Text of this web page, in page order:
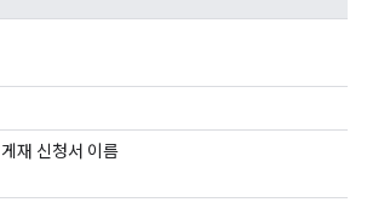
게재 신청서 이름